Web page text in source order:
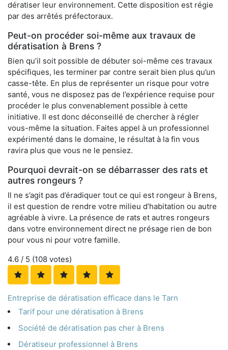
dératiser leur environnement. Cette disposition est régie
par des arrêtés préfectoraux.
Peut-on procéder soi-même aux travaux de
dératisation à Brens ?
Bien qu’il soit possible de débuter soi-même ces travaux
spécifiques, les terminer par contre serait bien plus qu’un
casse-tête. En plus de représenter un risque pour votre
santé, vous ne disposez pas de l’expérience requise pour
procéder le plus convenablement possible à cette
initiative. Il est donc déconseillé de chercher à régler
vous-même la situation. Faites appel à un professionnel
expérimenté dans le domaine, le résultat à la fin vous
ravira plus que vous ne le pensiez.
Pourquoi devrait-on se débarrasser des rats et
autres rongeurs ?
Il ne s’agit pas d’éradiquer tout ce qui est rongeur à Brens,
il est question de rendre votre milieu d’habitation ou autre
agréable à vivre. La présence de rats et autres rongeurs
dans votre environnement direct ne présage rien de bon
pour vous ni pour votre famille.
4.6 / 5 (108 votes)
Entreprise de dératisation efficace dans le Tarn
Tarif pour une dératisation à Brens
Société de dératisation pas cher à Brens
Dératiseur professionnel à Brens